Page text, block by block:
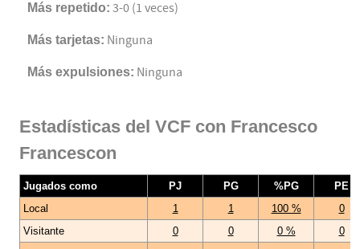
Más repetido: 3-0 (1 veces)
Más tarjetas: Ninguna
Más expulsiones: Ninguna
Estadísticas del VCF con Francesco
Francescon
Jugados como PJ PG %PG
PE
Local
1 1 100 %
0
Visitante
0 0 0 %
0